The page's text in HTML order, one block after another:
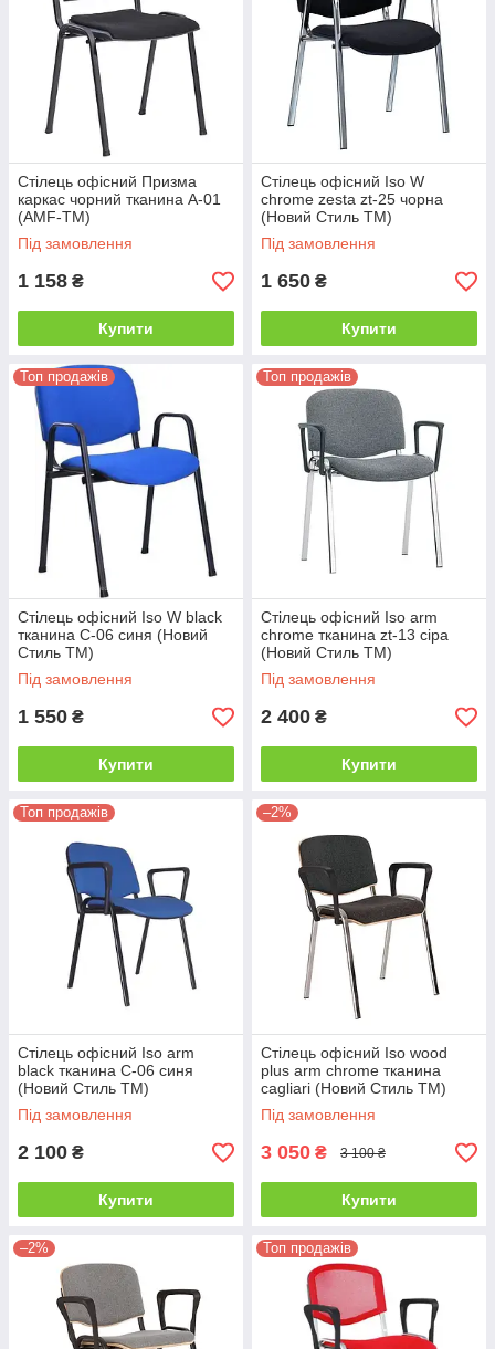
Стілець офісний Призма
каркас чорний тканина А-01
(AMF-ТМ)
Під замовлення
1 158 ₴
Купити
Стілець офісний Iso W
chrome zesta zt-25 чорна
(Новий Стиль ТМ)
Під замовлення
1 650 ₴
Купити
Топ продажів
Стілець офісний Iso W black
тканина С-06 синя (Новий
Стиль ТМ)
Під замовлення
1 550 ₴
Купити
Топ продажів
Стілець офісний Iso arm
chrome тканина zt-13 сіра
(Новий Стиль ТМ)
Під замовлення
2 400 ₴
Купити
Топ продажів
Стілець офісний Iso arm
black тканина С-06 синя
(Новий Стиль ТМ)
Під замовлення
2 100 ₴
Купити
–2%
Стілець офісний Iso wood
plus arm chrome тканина
cagliari (Новий Стиль ТМ)
Під замовлення
3 050 ₴ 3 100 ₴
Купити
–2% Топ продажів